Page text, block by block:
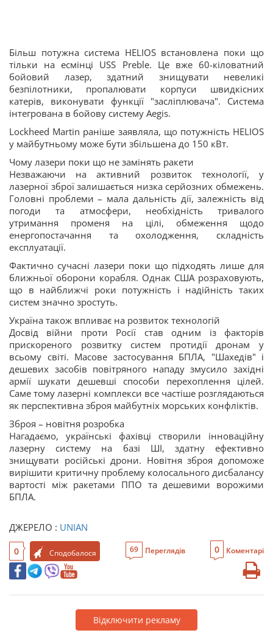
Більш потужна система HELIOS встановлена поки що
тільки на есмінці USS Preble. Це вже 60-кіловатний
бойовий лазер, здатний знищувати невеликі
безпілотники, пропалювати корпуси швидкісних
катерів, виконувати функції "засліплювача". Система
інтегрована в бойову систему Aegis.
Lockheed Martin раніше заявляла, що потужність HELIOS
у майбутньому може бути збільшена до 150 кВт.
Чому лазери поки що не замінять ракети
Незважаючи на активний розвиток технології, у
лазерної зброї залишається низка серйозних обмежень.
Головні проблеми – мала дальність дії, залежність від
погоди та атмосфери, необхідність тривалого
утримання променя на цілі, обмеження щодо
енергопостачання та охолодження, складність
експлуатації.
Фактично сучасні лазери поки що підходять лише для
ближньої оборони корабля. Однак США розраховують,
що в найближчі роки потужність і надійність таких
систем значно зростуть.
Україна також впливає на розвиток технологій
Досвід війни проти Росії став одним із факторів
прискореного розвитку систем протидії дронам у
всьому світі. Масове застосування БПЛА, "Шахедів" і
дешевих засобів повітряного нападу змусило західні
армії шукати дешевші способи перехоплення цілей.
Саме тому лазерні комплекси все частіше розглядаються
як перспективна зброя майбутніх морських конфліктів.
Зброя – новітня розробка
Нагадаємо, українські фахівці створили інноваційну
лазерну систему на базі ШІ, здатну ефективно
знищувати російські дрони. Новітня зброя допоможе
вирішити критичну проблему колосального дисбалансу
вартості між ракетами ППО та дешевими ворожими
БПЛА.
ДЖЕРЕЛО : UNIAN
0 Сподобалося 69 Переглядів 0 Коментарі
Відключити рекламу